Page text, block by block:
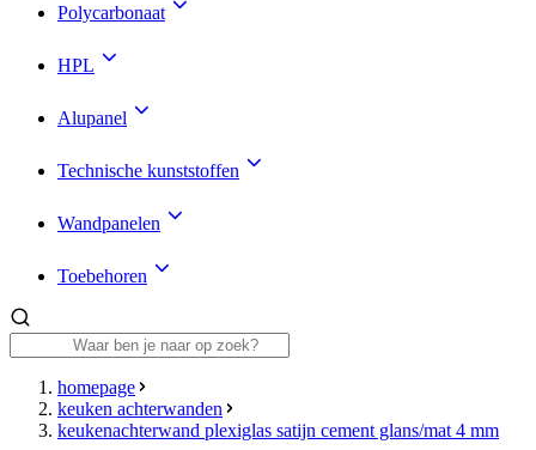
Polycarbonaat
HPL
Alupanel
Technische kunststoffen
Wandpanelen
Toebehoren
homepage
keuken achterwanden
keukenachterwand plexiglas satijn cement glans/mat 4 mm